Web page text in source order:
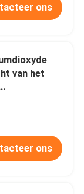
ons
van het
ons